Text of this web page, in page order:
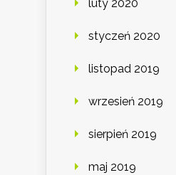
luty 2020
styczeń 2020
listopad 2019
wrzesień 2019
sierpień 2019
maj 2019